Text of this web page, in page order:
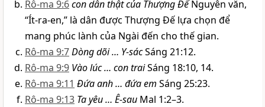
Rô-ma 9:6con dân thật của Thượng ĐếNguyên văn,
“Ít-ra-en,” là dân được Thượng Đế lựa chọn để
mang phúc lành của Ngài đến cho thế gian.
Rô-ma 9:7Dòng dõi … Y-sácSáng 21:12.
Rô-ma 9:9 Vào lúc … con traiSáng 18:10, 14.
Rô-ma 9:11 Đứa anh … đứa em Sáng 25:23.
Rô-ma 9:13 Ta yêu … Ê-sau Mal 1:2–3.